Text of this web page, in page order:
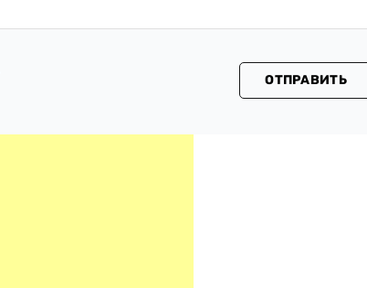
ОТПРАВИТЬ